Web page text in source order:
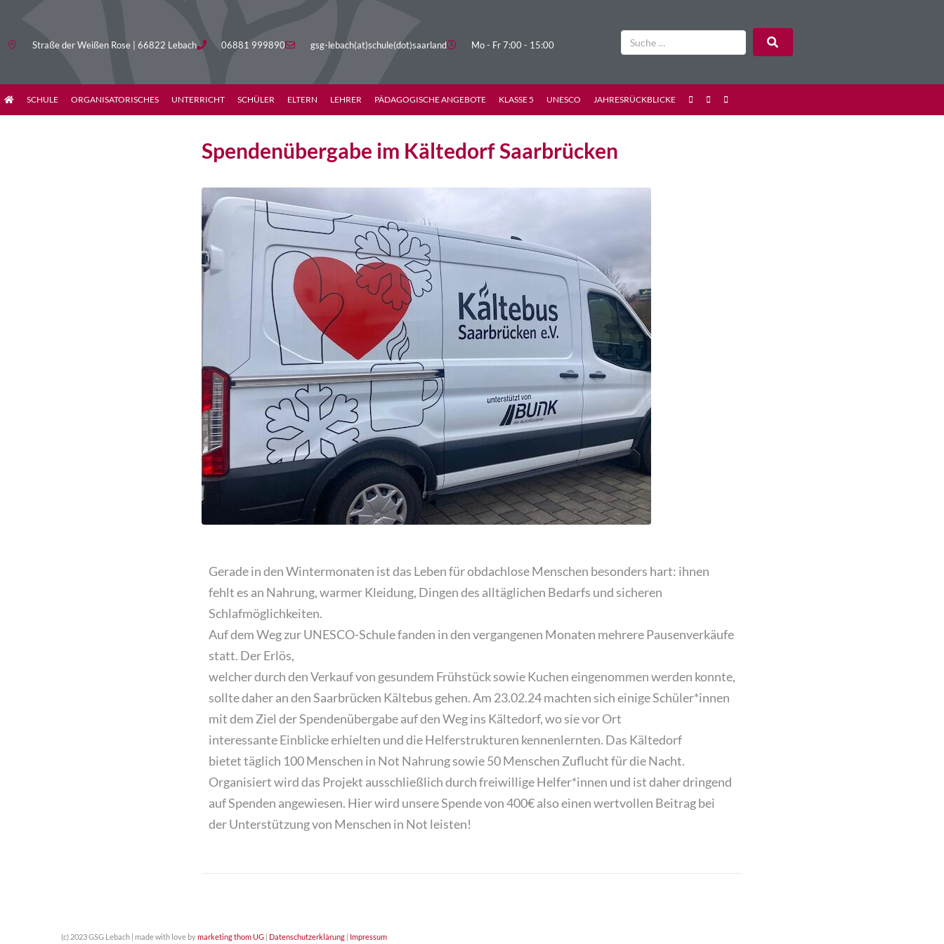
Straße der Weißen Rose | 66822 Lebach 06881 999890 gsg-lebach(at)schule(dot)saarland Mo - Fr 7:00 - 15:00
SCHULE ORGANISATORISCHES UNTERRICHT SCHÜLER ELTERN LEHRER PÄDAGOGISCHE ANGEBOTE KLASSE 5 UNESCO JAHRESRÜCKBLICKE
Spendenübergabe im Kältedorf Saarbrücken
Gerade in den Wintermonaten ist das Leben für obdachlose Menschen besonders hart: ihnen
fehlt es an Nahrung, warmer Kleidung, Dingen des alltäglichen Bedarfs und sicheren
Schlafmöglichkeiten.
Auf dem Weg zur UNESCO-Schulefanden in den vergangenen Monaten mehrere Pausenverkäufe
statt. Der Erlös,
welcher durch den Verkauf von gesundem Frühstück sowie Kucheneingenommen werden konnte,
sollte daher an den Saarbrücken Kältebus gehen.Am 23.02.24 machten sich einige Schüler*innen
mit dem Ziel derSpendenübergabe auf den Weg ins Kältedorf, wo sie vor Ort
interessanteEinblicke erhielten und die Helferstrukturen kennenlernten. Das Kältedorf
bietettäglich 100 Menschen in Not Nahrung sowie 50 Menschen Zuflucht für die Nacht.
Organisiert wird das Projekt ausschließlich durch freiwillige Helfer*innen und istdaher dringend
auf Spenden angewiesen. Hier wird unsereSpende von 400€also einen wertvollen Beitrag bei
derUnterstützung von Menschen in Not leisten!
(c) 2023 GSG Lebach | made with love bymarketing thom UG | Datenschutzerklärung | Impressum